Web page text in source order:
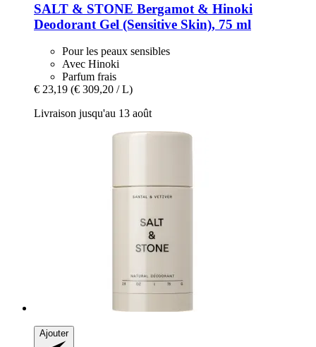
SALT & STONE Bergamot & Hinoki
Deodorant Gel (Sensitive Skin), 75 ml
Pour les peaux sensibles
Avec Hinoki
Parfum frais
€ 23,19 (€ 309,20 / L)
Livraison jusqu'au 13 août
Ajouter